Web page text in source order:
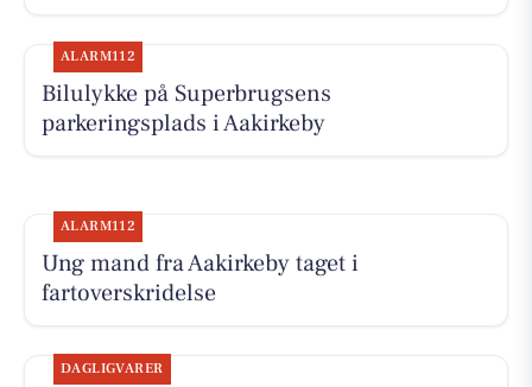
ALARM112
Bilulykke på Superbrugsens
parkeringsplads i Aakirkeby
ALARM112
Ung mand fra Aakirkeby taget i
fartoverskridelse
DAGLIGVARER